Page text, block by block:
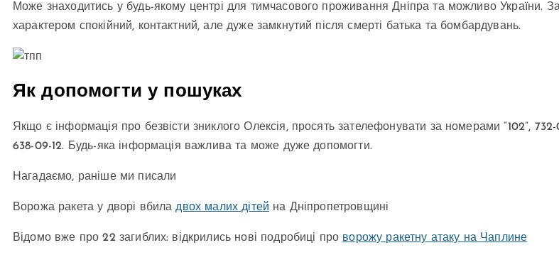
Може знаходитись у будь-якому центрі для тимчасового проживання Дніпра та можливо України.
характером спокійний, контактний, але дуже замкнутий після смерті батька та бомбардувань.
Як допомогти у пошуках
Якщо є інформація про безвісти зниклого Олексія, просять зателефонувати за номерами “102”,
638-09-12. Будь-яка інформація важлива та може дуже допомогти.
Нагадаємо, раніше ми писали
Ворожа ракета у дворі вбиладвох малих дітей на Дніпропетровщині
Відомо вже про 22 загиблих: відкрились нові подробиці про ворожу ракетну атаку на Чаплине